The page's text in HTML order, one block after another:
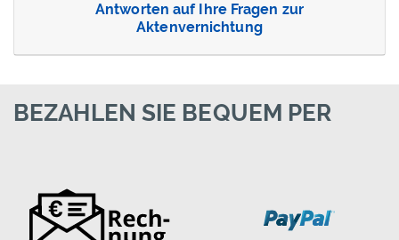
Antworten auf Ihre Fragen zur
Aktenvernichtung
BEZAHLEN SIE BEQUEM PER